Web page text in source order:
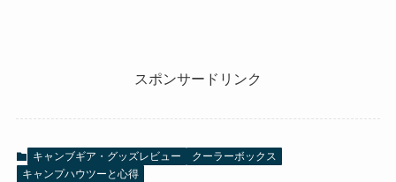
スポンサードリンク
キャンブギア・グッズレビュー
クーラーボックス
キャンプハウツーと心得